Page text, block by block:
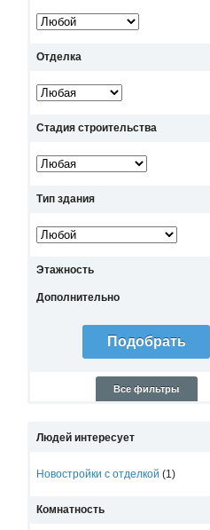
Отделка
Стадия строительства
Тип здания
Этажность
Дополнительно
Все фильтры
Людей интересует
Новостройки с отделкой (1)
Комнатность